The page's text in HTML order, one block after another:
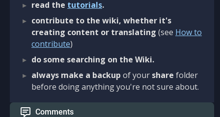
read the tutorials.
contribute to the wiki, whether it's
creating content or translating (see How to
contribute)
do some searching on the Wiki.
always make a backup of your share folder
before doing anything you're not sure about.
Comments